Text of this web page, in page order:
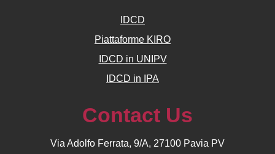
IDCD
Piattaforme KIRO
IDCD in UNIPV
IDCD in IPA
Contact Us
Via Adolfo Ferrata, 9/A, 27100 Pavia PV